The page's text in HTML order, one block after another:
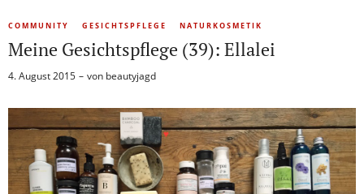
COMMUNITY GESICHTSPFLEGE NATURKOSMETIK
Meine Gesichtspflege (39): Ellalei
4. August 2015 von beautyjagd